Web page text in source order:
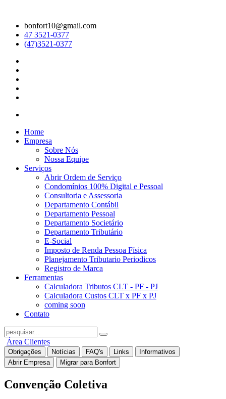
bonfort10@gmail.com
47 3521-0377
(47)3521-0377
Home
Empresa
Sobre Nós
Nossa Equipe
Serviços
Abrir Ordem de Serviço
Condomínios 100% Digital e Pessoal
Consultoria e Assessoria
Departamento Contábil
Departamento Pessoal
Departamento Societário
Departamento Tributário
E-Social
Imposto de Renda Pessoa Física
Planejamento Tributario Periodicos
Registro de Marca
Ferramentas
Calculadora Tributos CLT - PF - PJ
Calculadora Custos CLT x PF x PJ
coming soon
Contato
Área Clientes
Obrigações Notícias FAQ's Links
Informativos
Abrir Empresa
Migrar para Bonfort
Convenção Coletiva